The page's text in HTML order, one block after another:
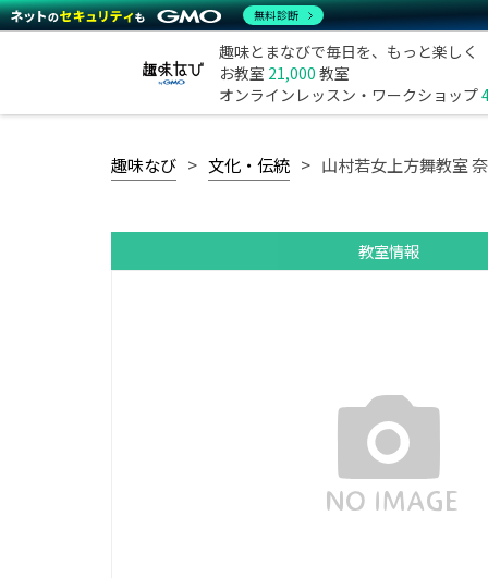
趣味とまなびで毎日を、もっと楽しく
お教室 21,000 教室
オンラインレッスン・ワークショップ
趣味なび 文化・伝統 山村若女上方舞教室
教室情報
無料診断